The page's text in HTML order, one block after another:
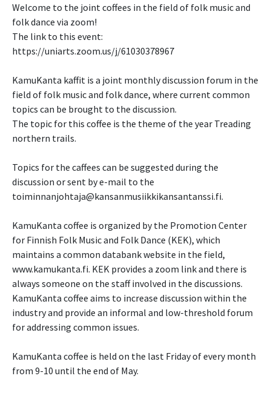
Welcome to the joint coffees in the field of folk music and
folk dance via zoom!
The link to this event:
https://uniarts.zoom.us/j/61030378967
KamuKanta kaffit is a joint monthly discussion forum in the
field of folk music and folk dance, where current common
topics can be brought to the discussion.
The topic for this coffee is the theme of the year Treading
northern trails.
Topics for the caffees can be suggested during the
discussion or sent by e-mail to the
toiminnanjohtaja@kansanmusiikkikansantanssi.fi.
KamuKanta coffee is organized by the Promotion Center
for Finnish Folk Music and Folk Dance (KEK), which
maintains a common databank website in the field,
www.kamukanta.fi. KEK provides a zoom link and there is
always someone on the staff involved in the discussions.
KamuKanta coffee aims to increase discussion within the
industry and provide an informal and low-threshold forum
for addressing common issues.
KamuKanta coffee is held on the last Friday of every month
from 9-10 until the end of May.